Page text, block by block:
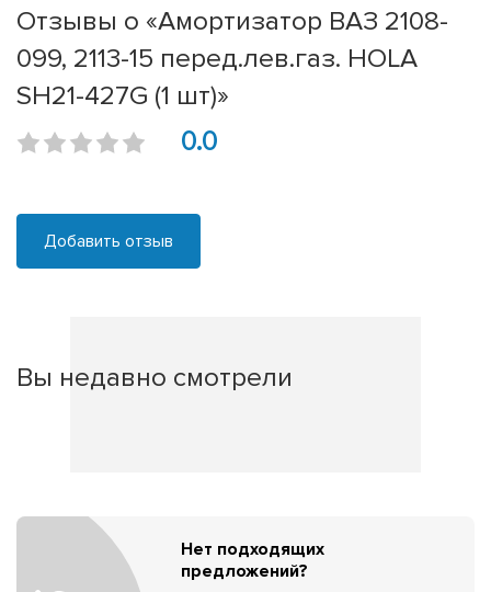
Отзывы о «Амортизатор ВАЗ 2108-
099, 2113-15 перед.лев.газ. HOLA
SH21-427G (1 шт)»
0.0
Добавить отзыв
Вы недавно смотрели
Нет подходящих
предложений?